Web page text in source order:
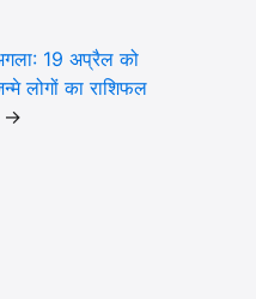
19 अप्रैल को
लोगों का राशिफल
→